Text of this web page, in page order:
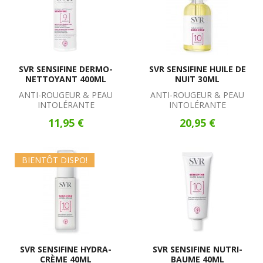
SVR SENSIFINE DERMO-
NETTOYANT 400ML
ANTI-ROUGEUR & PEAU
INTOLÉRANTE
11,95 €
SVR SENSIFINE HUILE DE
NUIT 30ML
ANTI-ROUGEUR & PEAU
INTOLÉRANTE
20,95 €
BIENTÔT DISPO!
SVR SENSIFINE HYDRA-
CRÈME 40ML
SVR SENSIFINE NUTRI-
BAUME 40ML